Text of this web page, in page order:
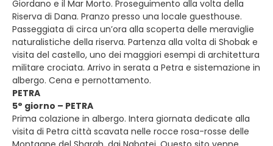
Giordano e il Mar Morto. Proseguimento alla volta della
Riserva di Dana. Pranzo presso una locale guesthouse.
Passeggiata di circa un’ora alla scoperta delle meraviglie
naturalistiche della riserva. Partenza alla volta di Shobak e
visita del castello, uno dei maggiori esempi di architettura
militare crociata. Arrivo in serata a Petra e sistemazione in
albergo. Cena e pernottamento.
PETRA
5° giorno – PETRA
Prima colazione in albergo. Intera giornata dedicate alla
visita di Petra città scavata nelle rocce rosa-rosse delle